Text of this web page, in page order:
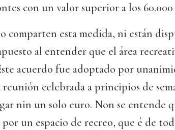
con un valor superior a los 60.000
comparten esta medida, ni están
al entender que el área
acuerdo fue adoptado por
celebrada a principios de
nin un solo euro. Non se entende
un espacio de recreo, que é de